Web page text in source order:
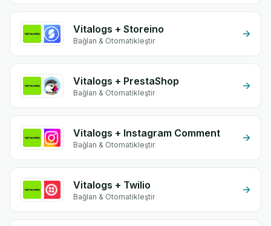
Vitalogs + Storeino
Bağlan & Otomatikleştir
Vitalogs + PrestaShop
Bağlan & Otomatikleştir
Vitalogs + Instagram Comment
Bağlan & Otomatikleştir
Vitalogs + Twilio
Bağlan & Otomatikleştir